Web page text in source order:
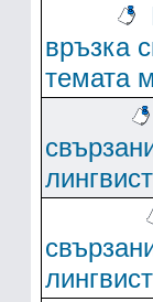
връзка
темата